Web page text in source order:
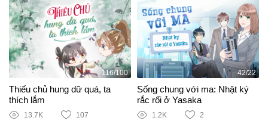
116/100
Thiếu chủ hung dữ quá, ta
thích lắm
13.7K 107
42/22
Sống chung với ma: Nhật ký
rắc rối ở Yasaka
1.2K 2